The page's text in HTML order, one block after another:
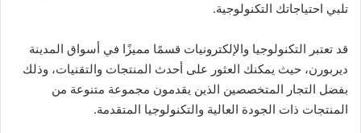
تلبي احتياجاتك التكنولوجية.
قد تعتبر التكنولوجيا والإلكترونيات قسمًا مميزًا في أسواق المدينة
ديربورن، حيث يمكنك العثور على أحدث المنتجات والتقنيات، وذلك
بفضل التجار المتخصصين الذين يقدمون مجموعة متنوعة من
المنتجات ذات الجودة العالية والتكنولوجيا المتقدمة.